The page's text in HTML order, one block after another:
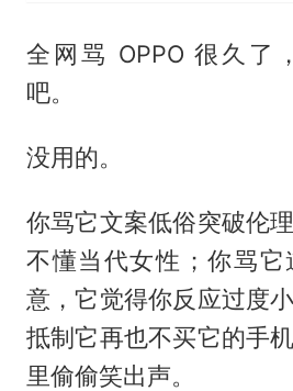
全网骂 OPPO 很久了
吧。
没用的。
你骂它文案低俗突破伦
不懂当代女性；你骂
意，它觉得你反应过度
抵制它再也不买它的手
里偷偷笑出声。